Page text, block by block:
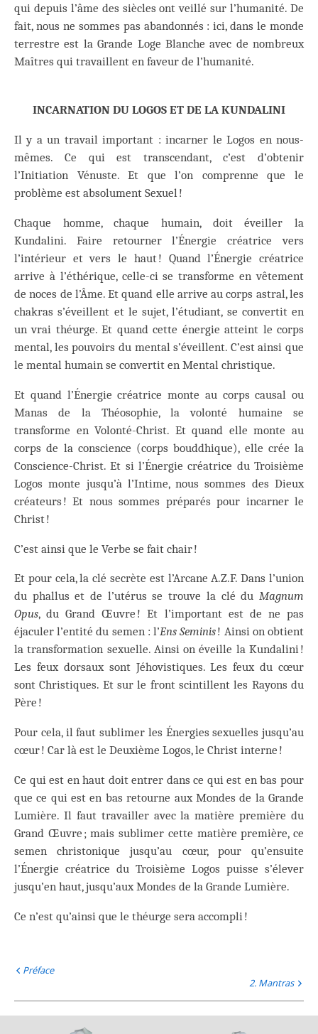
qui depuis l’âme des siècles ont veillé sur l’humanité. De
fait, nous ne sommes pas abandonnés : ici, dans le monde
terrestre est la Grande Loge Blanche avec de nombreux
Maîtres qui travaillent en faveur de l’humanité.
INCARNATION DU LOGOS ET DE LA KUNDALINI
Il y a un travail important : incarner le Logos en nous-
mêmes. Ce qui est transcendant, c’est d’obtenir
l’Initiation Vénuste. Et que l’on comprenne que le
problème est absolument Sexuel !
Chaque homme, chaque humain, doit éveiller la
Kundalini. Faire retourner l’Énergie créatrice vers
l’intérieur et vers le haut ! Quand l’Énergie créatrice
arrive à l’éthérique, celle-ci se transforme en vêtement
de noces de l’Âme. Et quand elle arrive au corps astral, les
chakras s’éveillent et le sujet, l’étudiant, se convertit en
un vrai théurge. Et quand cette énergie atteint le corps
mental, les pouvoirs du mental s’éveillent. C’est ainsi que
le mental humain se convertit en Mental christique.
Et quand l’Énergie créatrice monte au corps causal ou
Manas de la Théosophie, la volonté humaine se
transforme en Volonté-Christ. Et quand elle monte au
corps de la conscience (corps bouddhique), elle crée la
Conscience-Christ. Et si l’Énergie créatrice du Troisième
Logos monte jusqu’à l’Intime, nous sommes des Dieux
créateurs ! Et nous sommes préparés pour incarner le
Christ !
C’est ainsi que le Verbe se fait chair !
Et pour cela, la clé secrète est l’Arcane A.Z.F. Dans l’union
du phallus et de l’utérus se trouve la clé du Magnum
Opus, du Grand Œuvre ! Et l’important est de ne pas
éjaculer l’entité du semen : l’Ens Seminis! Ainsi on obtient
la transformation sexuelle. Ainsi on éveille la Kundalini !
Les feux dorsaux sont Jéhovistiques. Les feux du cœur
sont Christiques. Et sur le front scintillent les Rayons du
Père !
Pour cela, il faut sublimer les Énergies sexuelles jusqu’au
cœur ! Car là est le Deuxième Logos, le Christ interne !
Ce qui est en haut doit entrer dans ce qui est en bas pour
que ce qui est en bas retourne aux Mondes de la Grande
Lumière. Il faut travailler avec la matière première du
Grand Œuvre ; mais sublimer cette matière première, ce
semen christonique jusqu’au cœur, pour qu’ensuite
l’Énergie créatrice du Troisième Logos puisse s’élever
jusqu’en haut, jusqu’aux Mondes de la Grande Lumière.
Ce n’est qu’ainsi que le théurge sera accompli !
Préface
2. Mantras